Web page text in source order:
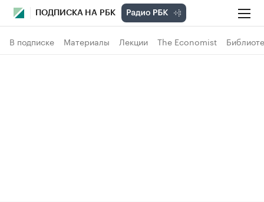
ПОДПИСКА НА РБК
В подписке Материалы Лекции The Economist